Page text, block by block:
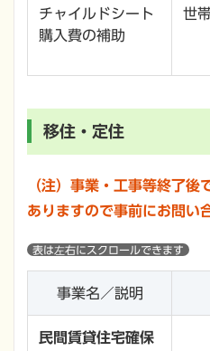
チャイルドシート
購入費の補助
世
移住・定住
（注）事業・工事等終了後
ありますので事前にお問い
事業名／説明
民間賃貸住宅確保